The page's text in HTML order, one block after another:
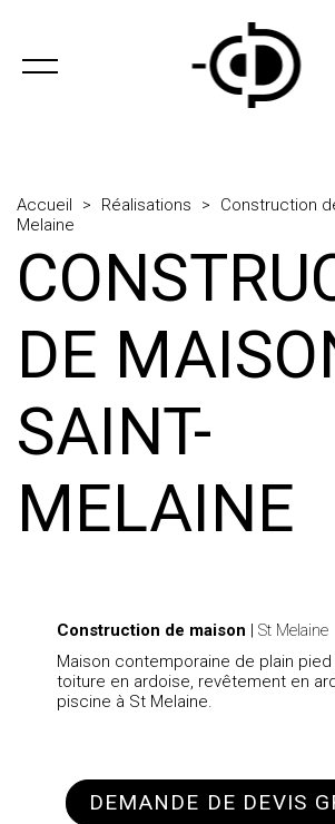
Accueil > Réalisations >
Construction
Melaine
DE
SAINT-
MELAINE
Construction de maison | St Melaine
Maison contemporaine de plain
toiture en ardoise, revêtement en
piscine à St Melaine.
DEMANDE DE DEVIS